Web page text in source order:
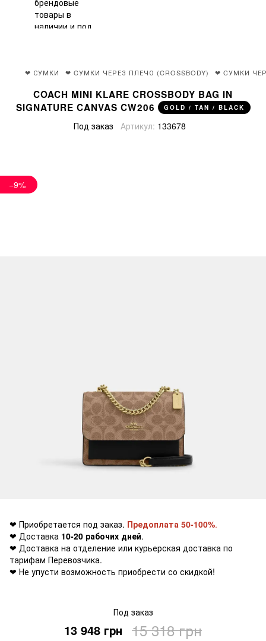
❤ СУМКИ ❤ CУМКИ ЧЕРЕЗ ПЛЕЧО (CROSSBODY) ❤ CУМКИ
COACH MINI KLARE CROSSBODY BAG IN
SIGNATURE CANVAS CW206
GOLD / TAN / BLACK
Под заказ Артикул: 133678
−9%
❤ Приобретается под заказ. Предоплата 50-100%.
❤ Доставка 10-20 рабочих дней.
❤ Доставка на отделение или курьерская доставка по
тарифам Перевозчика.
❤ Не упусти возможность приобрести со скидкой!
Под заказ
13 948 грн 15 318 грн